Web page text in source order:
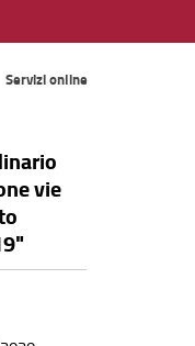
Servizi online
vie